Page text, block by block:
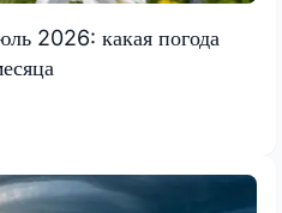
2026: какая погода